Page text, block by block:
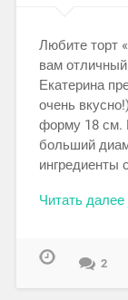
Любите торт
вам
Екатерина
очень
форму 18 см.
больший
ингредиенты
Читать
2